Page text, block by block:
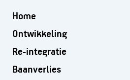
Home
Ontwikkeling
Re-integratie
Baanverlies